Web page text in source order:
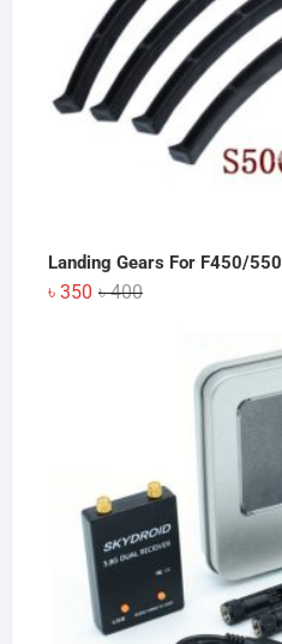
Landing Gears For F450/550
৳400Original
৳ 350
Current